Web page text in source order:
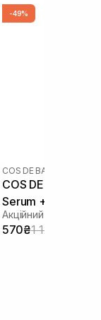
-49%
COS DE BAHA
COS DE BAHA
Serum + Azelaic
Акційний набір
570₴1 125₴